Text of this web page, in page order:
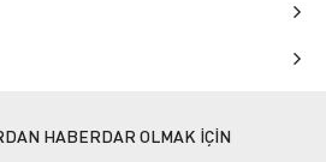
HABERDAR OLMAK İÇİN